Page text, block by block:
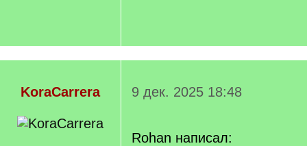
KoraCarrera 9 дек. 2025 18:48
Rohan написал: